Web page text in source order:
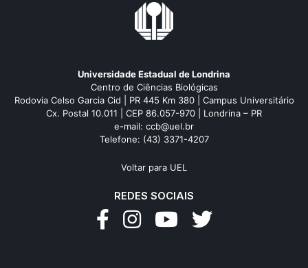
Universidade Estadual de Londrina
Centro de Ciências Biológicas
Rodovia Celso Garcia Cid | PR 445 Km 380 | Campus Universitário
Cx. Postal 10.011 | CEP 86.057-970 | Londrina – PR
e-mail: ccb@uel.br
Telefone: (43) 3371-4207
Voltar para UEL
REDES SOCIAIS